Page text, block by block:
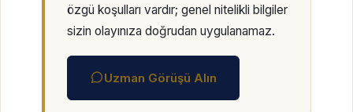
özgü koşulları vardır; genel nitelikli bilgiler
sizin olayınıza doğrudan uygulanamaz.
Uzman Görüşü Alın